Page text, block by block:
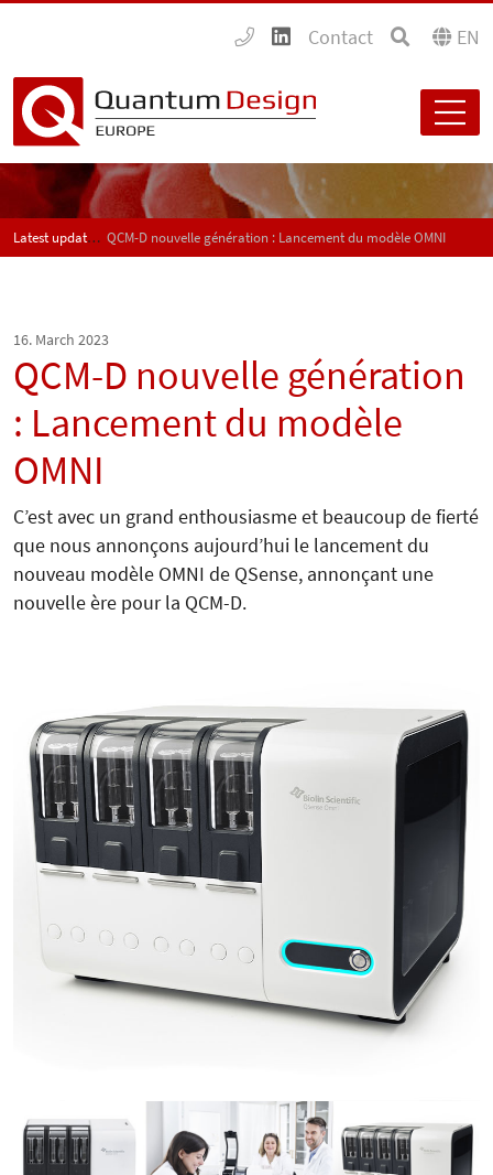
Contact EN
Latest updates QCM-D nouvelle génération : Lancement du modèle OMNI
16. March 2023
QCM-D nouvelle génération
: Lancement du modèle
OMNI
C’est avec un grand enthousiasme et beaucoup de fierté
que nous annonçons aujourd’hui le lancement du
nouveau modèle OMNI de QSense, annonçant une
nouvelle ère pour la QCM-D.